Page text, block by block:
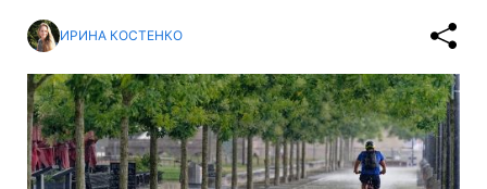
ИРИНА КОСТЕНКО